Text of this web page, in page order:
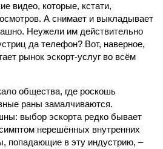
видео, которые, кстати,
А снимает и выкладывает
Неужели им действительно
да телефон? Вот, наверное,
рынок эскорт-услуг во всём
общества, где роскошь
раны замалчиваются.
выбор эскорта редко бывает
нерешённых внутренних
попадающие в эту индустрию, –